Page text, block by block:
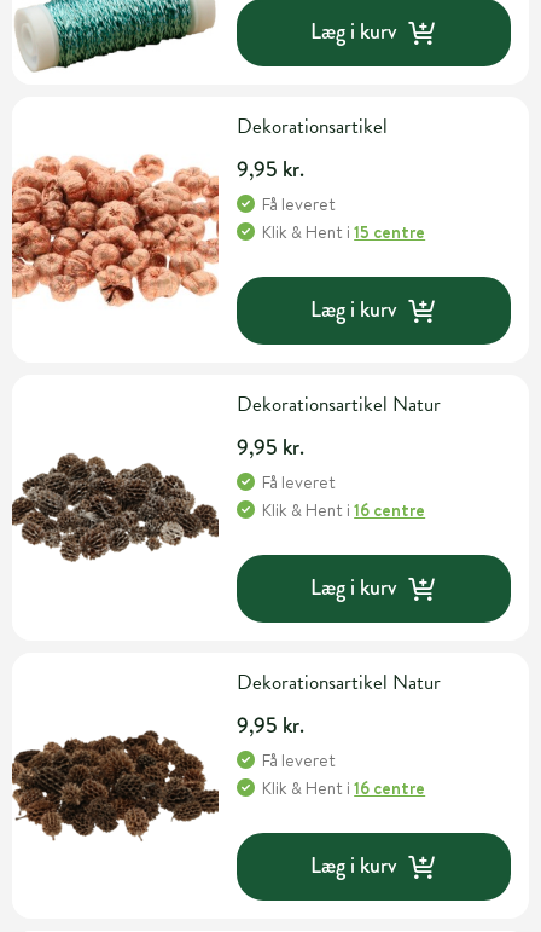
Læg i kurv
Dekorationsartikel
9,95 kr.
Få leveret
Klik & Hent i15 centre
Læg i kurv
Dekorationsartikel Natur
9,95 kr.
Få leveret
Klik & Hent i16 centre
Læg i kurv
Dekorationsartikel Natur
9,95 kr.
Få leveret
Klik & Hent i16 centre
Læg i kurv